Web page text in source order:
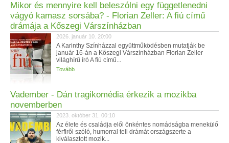
Mikor és mennyire kell beleszólni egy függetlenedni
vágyó kamasz sorsába? - Florian Zeller: A fiú című
drámája a Kőszegi Várszínházban
2026. január 10. 20:00
A Karinthy Színházzal együttműködésben mutatják be
január 16-án a Kőszegi Várszínházban Florian Zeller
világhírű író A fiú című...
Tovább
Vadember - Dán tragikomédia érkezik a mozikba
novemberben
2023. október 31. 00:10
Az élete és családja elől önkéntes nomádságba menekülő
férfiről szóló, humorral teli drámát országszerte a
kiválasztott mozik...